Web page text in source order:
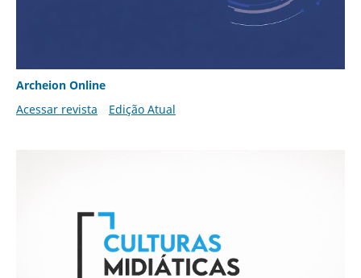
Archeion Online
Acessar revista
Edição Atual